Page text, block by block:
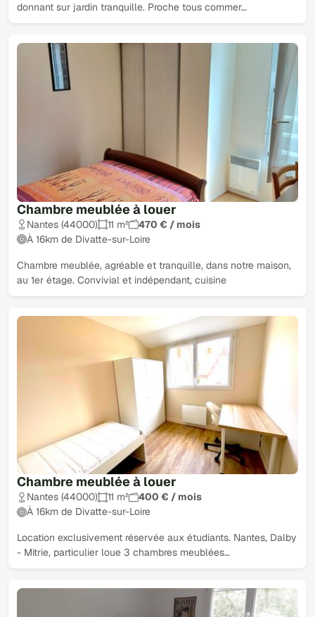
donnant sur jardin tranquille. Proche tous commer…
Chambre meublée à louer
Nantes (44000) 11 m²
470 € / mois
À 16km de Divatte-sur-Loire
Chambre meublée, agréable et tranquille, dans notre maison,
au 1er étage. Convivial et indépendant, cuisine
Chambre meublée à louer
Nantes (44000) 11 m²
400 € / mois
À 16km de Divatte-sur-Loire
Location exclusivement réservée aux étudiants. Nantes, Dalby
- Mitrie, particulier loue 3 chambres meublées…